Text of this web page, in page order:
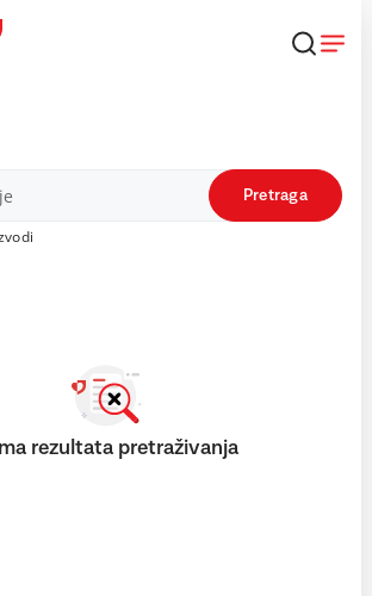
Pretraga
rezultata pretraživanja